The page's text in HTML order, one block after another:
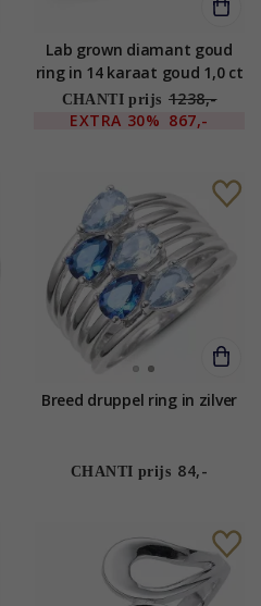
Lab grown diamant goud
ring in 14 karaat goud 1,0 ct
0,26 ct
CHANTI prijs 1238,-
EXTRA 30% 867,-
Breed druppel ring in zilver
CHANTI prijs 84,-